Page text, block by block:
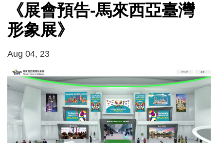
《展會預告-馬來西亞臺灣
形象展》
Aug 04, 23